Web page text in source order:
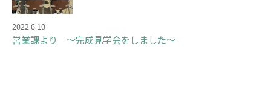
2022.6.10
営業課より ～完成見学会をしました～